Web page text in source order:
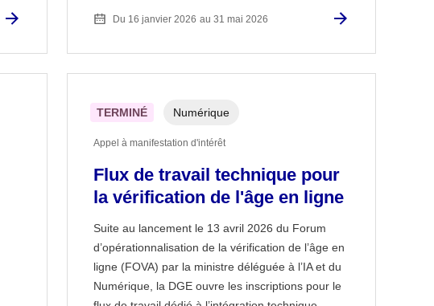
Du 16 janvier 2026 au 31 mai 2026
Flux de travail technique pour
la vérification de l'âge en ligne
Suite au lancement le 13 avril 2026 du Forum
d’opérationnalisation de la vérification de l’âge en
ligne (FOVA) par la ministre déléguée à l’IA et du
Numérique, la DGE ouvre les inscriptions pour le
TERMINÉ Numérique
Appel à manifestation d'intérêt